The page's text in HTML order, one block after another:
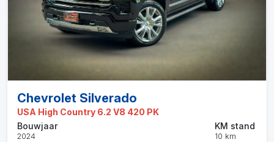
Chevrolet Silverado
USA High Country 6.2 V8 420 PK
Bouwjaar
2024
KM stand
10 km